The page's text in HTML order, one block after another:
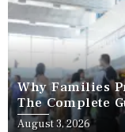
Why Families
The Complete
Travel
August 3, 2026